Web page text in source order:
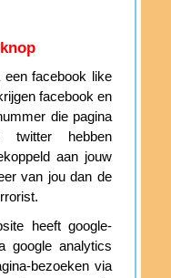
een facebook like
facebook en
die pagina
twitter hebben
aan jouw
van jou dan de
heeft google-
google analytics
bezoeken via